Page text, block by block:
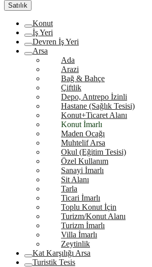
Satılık
Konut
İş Yeri
Devren İş Yeri
Arsa
Ada
Arazi
Bağ & Bahçe
Çiftlik
Depo, Antrepo İzinli
Hastane (Sağlık Tesisi)
Konut+Ticaret Alanı
Konut İmarlı
Maden Ocağı
Muhtelif Arsa
Okul (Eğitim Tesisi)
Özel Kullanım
Sanayi İmarlı
Sit Alanı
Tarla
Ticari İmarlı
Toplu Konut İçin
Turizm/Konut Alanı
Turizm İmarlı
Villa İmarlı
Zeytinlik
Kat Karşılığı Arsa
Turistik Tesis